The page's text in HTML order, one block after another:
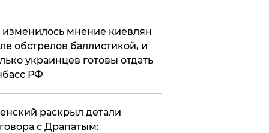
изменилось мнение киевлян
обстрелов баллистикой, и
украинцев готовы отдать
РФ
раскрыл детали
с Драпатым: